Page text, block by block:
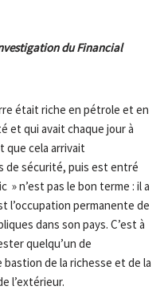
du Financial
était riche en pétrole et en
et qui avait chaque jour à
que cela arrivait
de sécurité, puis est entré
» n’est pas le bon terme : il a
l’occupation permanente de
dans son pays. C’est à
quelqu’un de
bastion de la richesse et de la
l’extérieur.